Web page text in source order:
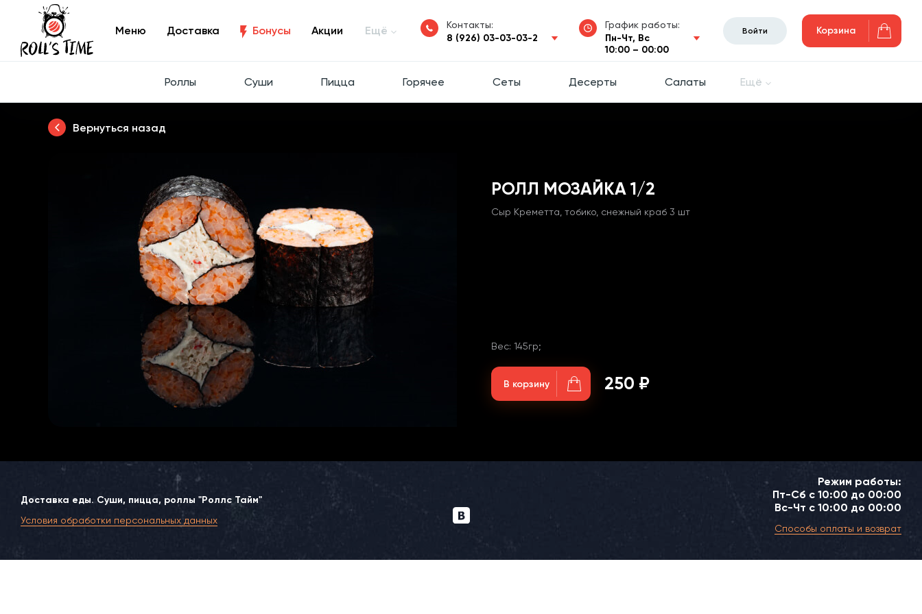
Контакты:
8 (926) 03-03-03-2
График работы:
Пн-Чт, Вс
10:00 – 00:00
Меню Доставка Бонусы Акции Ещё Войти Корзина
Роллы Суши Пицца Горячее Сеты Десерты Салаты Ещё
Вернуться назад
РОЛЛ МОЗАЙКА 1/2
Сыр Креметта, тобико, снежный краб 3 шт
Вес: 145гр;
В корзину 250 ₽
Доставка еды. Суши, пицца, роллы "Роллс Тайм"
Условия обработки персональных данных
Режим работы:
Пт-Сб с 10:00 до 00:00
Вс-Чт с 10:00 до 00:00
Способы оплаты и возврат